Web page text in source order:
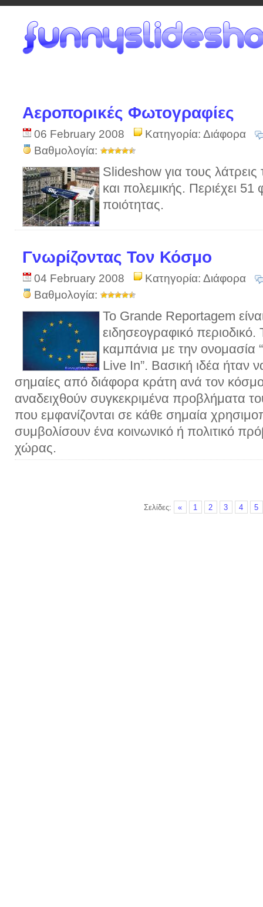
Αεροπορικές Φωτογραφίες
06 February 2008 Κατηγορία: Διάφορα
Βαθμολογία:
Slideshow για τους λάτρεις
και πολεμικής. Περιέχει
ποιότητας.
Γνωρίζοντας Τον Κόσμο
04 February 2008 Κατηγορία: Διάφορα
Βαθμολογία:
Το Grande Reportagem
ειδησεογραφικό
καμπάνια με την ονομασία
Live In”. Βασική ιδέα ήταν
σημαίες από διάφορα κράτη ανά τον
αναδειχθούν συγκεκριμένα προβλήματα
που εμφανίζονται σε κάθε σημαία
συμβολίσουν ένα κοινωνικό ή πολιτικό
χώρας.
Σελίδες: « 1 2 3 4 5